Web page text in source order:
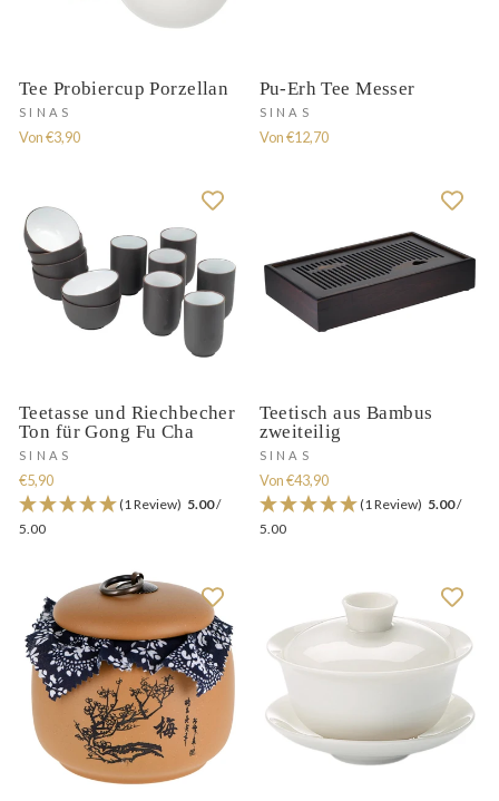
Tee Probiercup Porzellan
SINAS
Von €3,90
Pu-Erh Tee Messer
SINAS
Von €12,70
Teetasse und Riechbecher
Ton für Gong Fu Cha
SINAS
€5,90
(1 Review) 5.00/
5.00
Teetisch aus Bambus
zweiteilig
SINAS
Von €43,90
(1 Review) 5.00/
5.00